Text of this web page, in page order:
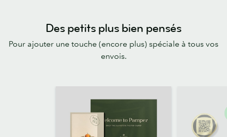
Des petits plus bien pensés
Pour ajouter une touche (encore plus) spéciale à tous vos
envois.